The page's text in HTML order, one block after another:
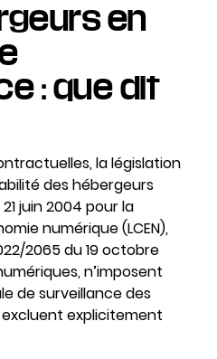
en
: que dit
la législation
des hébergeurs
juin 2004 pour la
numérique (LCEN),
2065 du 19 octobre
n’imposent
de surveillance des
explicitement